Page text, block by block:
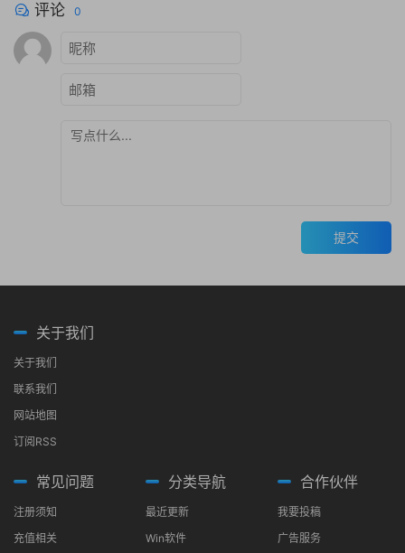
评论 0
提交
关于我们
关于我们
联系我们
网站地图
订阅RSS
常见问题
注册须知
充值相关
分类导航
最近更新
Win软件
合作伙伴
我要投稿
广告服务